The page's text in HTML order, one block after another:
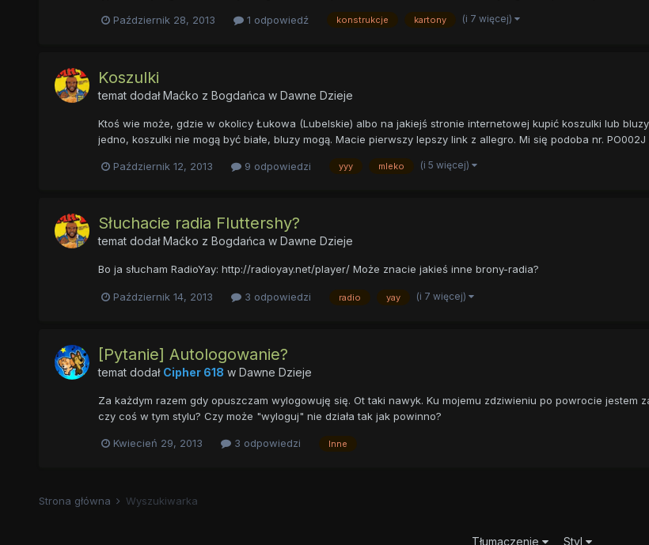
Październik 28, 2013 1 odpowiedź konstrukcje kartony (i 7 więcej)
Koszulki
temat dodałMaćko z Bogdańca w Dawne Dzieje
Ktoś wie może, gdzie w okolicy Łukowa (Lubelskie) albo na jakiejś stronie internetowej kupić koszulki lub
jedno, koszulki nie mogą być białe, bluzy mogą. Macie pierwszy lepszy link z allegro. Mi się podoba nr. PO002J
Październik 12, 2013 9 odpowiedzi yyy mleko (i 5 więcej)
Słuchacie radia Fluttershy?
temat dodałMaćko z Bogdańca w Dawne Dzieje
Bo ja słucham RadioYay: http://radioyay.net/player/ Może znacie jakieś inne brony-radia?
Październik 14, 2013 3 odpowiedzi radio yay (i 7 więcej)
[Pytanie] Autologowanie?
temat dodał Cipher 618 w Dawne Dzieje
Za każdym razem gdy opuszczam wylogowuję się. Ot taki nawyk. Ku mojemu zdziwieniu po powrocie
czy coś w tym stylu? Czy może "wyloguj" nie działa tak jak powinno?
Kwiecień 29, 2013 3 odpowiedzi Inne
Strona główna Wyszukiwarka
Tłumaczenie Styl